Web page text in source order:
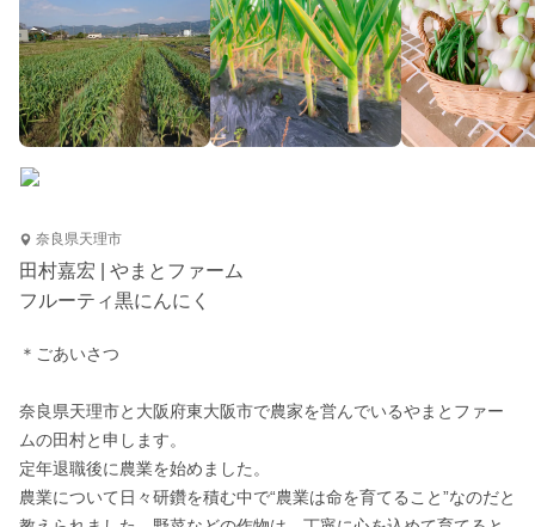
奈良県天理市
田村嘉宏 | やまとファーム
フルーティ黒にんにく
＊ごあいさつ
奈良県天理市と大阪府東大阪市で農家を営んでいるやまとファー
ムの田村と申します。
定年退職後に農業を始めました。
農業について日々研鑽を積む中で“農業は命を育てること”なのだと